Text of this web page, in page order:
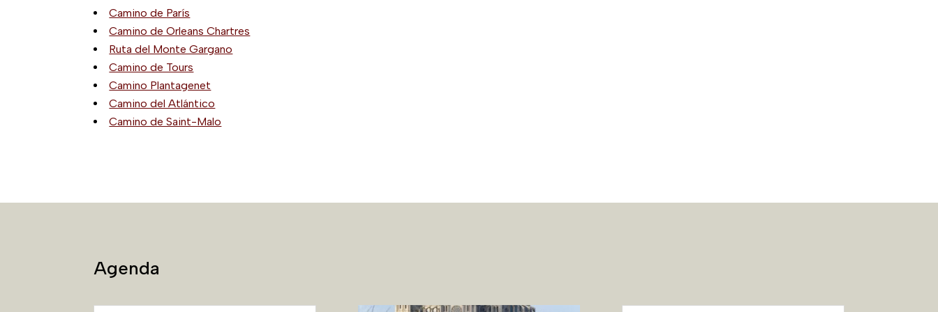
Camino de París
Camino de Orleans Chartres
Ruta del Monte Gargano
Camino de Tours
Camino Plantagenet
Camino del Atlántico
Camino de Saint-Malo
Agenda